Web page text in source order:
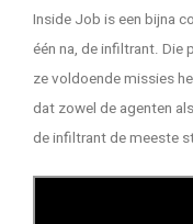
Inside Job is een bijna
één na, de infiltrant. Die
ze voldoende missies
dat zowel de agenten
de infiltrant de meeste